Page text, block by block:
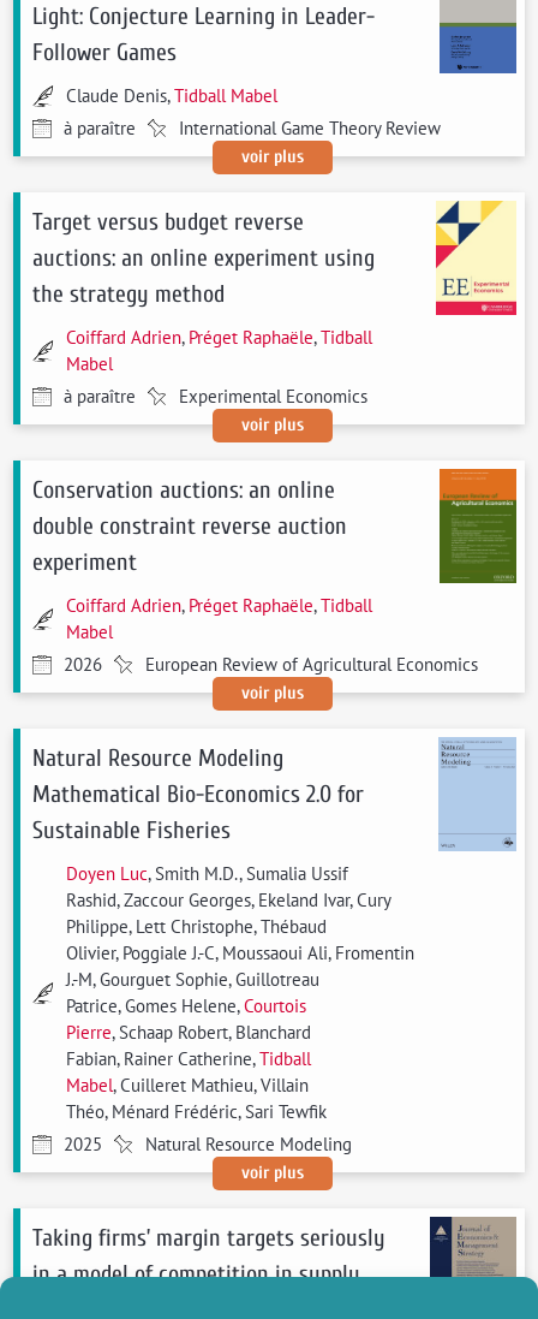
Light: Conjecture Learning in Leader-
Follower Games
Claude Denis,Tidball Mabel
à paraître
International Game Theory Review
voir plus
Target versus budget reverse
auctions: an online experiment using
the strategy method
Coiffard Adrien, Préget Raphaële,Tidball
Mabel
à paraître
Experimental Economics
voir plus
Conservation auctions: an online
double constraint reverse auction
experiment
Coiffard Adrien, Préget Raphaële,Tidball
Mabel
2026
European Review of Agricultural Economics
voir plus
Natural Resource Modeling
Mathematical Bio-Economics 2.0 for
Sustainable Fisheries
Doyen Luc, Smith M.D., Sumalia Ussif
Rashid, Zaccour Georges, Ekeland Ivar, Cury
Philippe, Lett Christophe, Thébaud
Olivier, Poggiale J.-C, Moussaoui Ali, Fromentin
J.-M, Gourguet Sophie, Guillotreau
Patrice, Gomes Helene,Courtois
Pierre, Schaap Robert, Blanchard
Fabian, Rainer Catherine,Tidball
Mabel, Cuilleret Mathieu, Villain
Théo, Ménard Frédéric, Sari Tewfik
2025
Natural Resource Modeling
voir plus
Taking firms’ margin targets seriously
in a model of competition in supply